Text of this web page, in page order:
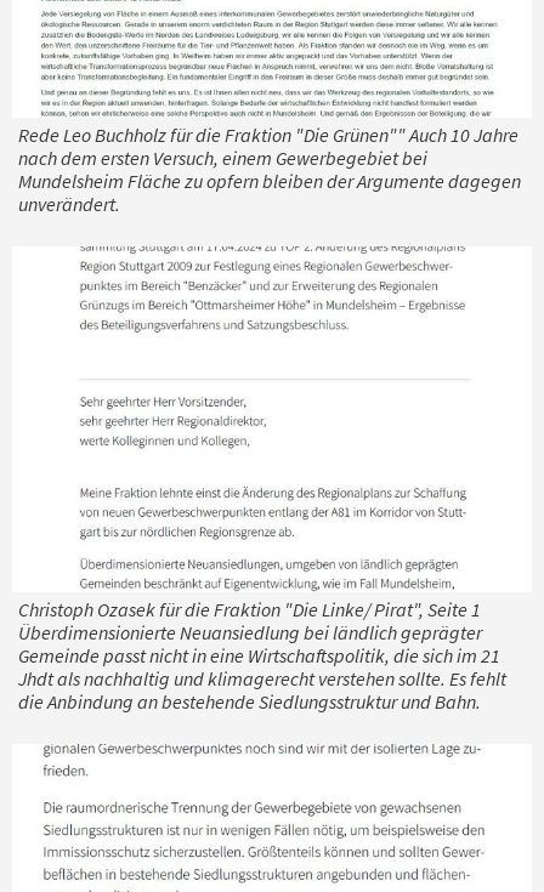
Rede Leo Buchholz für die Fraktion "Die Grünen"" Auch 10 Jahre
nach dem ersten Versuch, einem Gewerbegebiet bei
Mundelsheim Fläche zu opfern bleiben der Argumente dagegen
unverändert.
Christoph Ozasek für die Fraktion "Die Linke/ Pirat", Seite 1
Überdimensionierte Neuansiedlung bei ländlich geprägter
Gemeinde passt nicht in eine Wirtschaftspolitik, die sich im 21
Jhdt als nachhaltig und klimagerecht verstehen sollte. Es fehlt
die Anbindung an bestehende Siedlungsstruktur und Bahn.